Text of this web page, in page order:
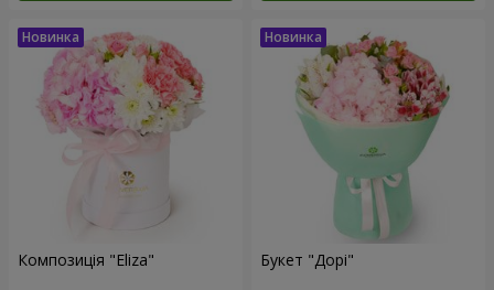
Композиція "Eliza" Букет "Дорі"